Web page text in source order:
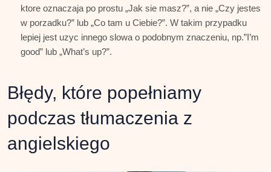
ktore oznaczaja po prostu „Jak sie masz?”, a nie „Czy jestes
w porzadku?” lub „Co tam u Ciebie?”. W takim przypadku
lepiej jest uzyc innego slowa o podobnym znaczeniu, np.”I’m
good” lub „What’s up?”.
Błędy, które popełniamy
podczas tłumaczenia z
angielskiego